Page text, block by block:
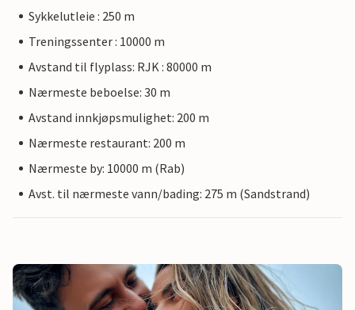
Sykkelutleie : 250 m
Treningssenter : 10000 m
Avstand til flyplass: RJK : 80000 m
Nærmeste beboelse: 30 m
Avstand innkjøpsmulighet: 200 m
Nærmeste restaurant: 200 m
Nærmeste by: 10000 m (Rab)
Avst. til nærmeste vann/bading: 275 m (Sandstrand)